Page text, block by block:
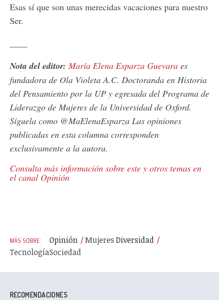
Esas sí que son unas merecidas vacaciones para nuestro
Ser.
Nota del editor: María Elena Esparza Guevara es
fundadora de Ola Violeta A.C. Doctoranda en Historia
del Pensamiento por la UP y egresada del Programa de
Liderazgo de Mujeres de la Universidad de Oxford.
Síguela como @MaElenaEsparza Las opiniones
publicadas en esta columna corresponden
exclusivamente a la autora.
Consulta más información sobre este y otros temas en
el canal Opinión
Opinión MujeresDiversidad
TecnologíaSociedad
RECOMENDACIONES